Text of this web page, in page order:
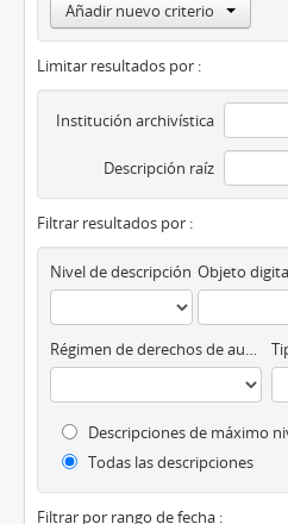
Añadir nuevo criterio
Limitar resultados por :
Institución archivística
Descripción raíz
Filtrar resultados por :
Nivel de descripción
Régimen de derechos de autor
Descripciones de máximo
Todas las descripciones
Filtrar por rango de fecha :